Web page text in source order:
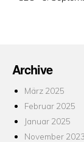
Archive
März 2025
Februar 2025
Januar 2025
November 2023